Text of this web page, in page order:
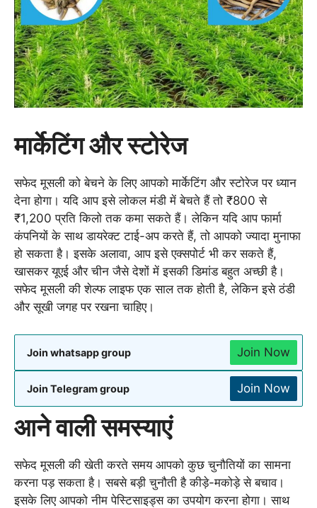
मार्केटिंग और स्टोरेज
सफेद मूसली को बेचने के लिए आपको मार्केटिंग और स्टोरेज पर ध्यान
देना होगा। यदि आप इसे लोकल मंडी में बेचते हैं तो ₹800 से
₹1,200 प्रति किलो तक कमा सकते हैं। लेकिन यदि आप फार्मा
कंपनियों के साथ डायरेक्ट टाई-अप करते हैं, तो आपको ज्यादा मुनाफा
हो सकता है। इसके अलावा, आप इसे एक्सपोर्ट भी कर सकते हैं,
खासकर यूएई और चीन जैसे देशों में इसकी डिमांड बहुत अच्छी है।
सफेद मूसली की शेल्फ लाइफ एक साल तक होती है, लेकिन इसे ठंडी
और सूखी जगह पर रखना चाहिए।
Join whatsapp group Join Now
Join Telegram group Join Now
आने वाली समस्याएं
सफेद मूसली की खेती करते समय आपको कुछ चुनौतियों का सामना
करना पड़ सकता है। सबसे बड़ी चुनौती है कीड़े-मकोड़े से बचाव।
इसके लिए आपको नीम पेस्टिसाइड्स का उपयोग करना होगा। साथ